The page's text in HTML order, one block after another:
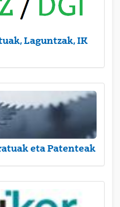
Laguntzak, IK
eta Patenteak